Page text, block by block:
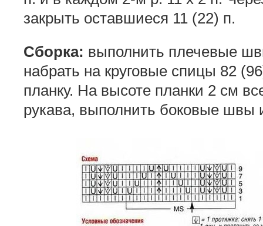
закрыть оставшиеся 11 (22) п.
Сборка: выполнить плечевые
набрать на круговые спицы 82
планку. На высоте планки 2 см
рукава, выполнить боковые швы